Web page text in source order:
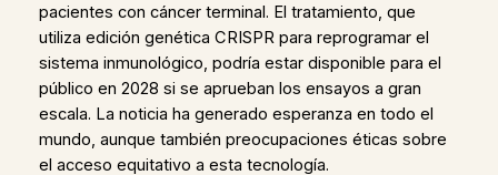
pacientes con cáncer terminal. El tratamiento, que
utiliza edición genética CRISPR para reprogramar el
sistema inmunológico, podría estar disponible para el
público en 2028 si se aprueban los ensayos a gran
escala. La noticia ha generado esperanza en todo el
mundo, aunque también preocupaciones éticas sobre
el acceso equitativo a esta tecnología.